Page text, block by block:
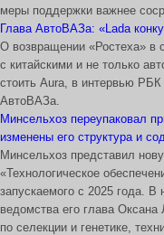
меры поддержки важнее
Глава АвтоВАЗа: «Lada
О возвращении «Ростеха» в
с китайскими и не только
стоить Aura, в интервью
АвтоВАЗа.
Минсельхоз переупаковал
изменены его структура и
Минсельхоз представил
«Технологическое
запускаемого с 2025 года. В
ведомства его глава
по селекции и генетике,